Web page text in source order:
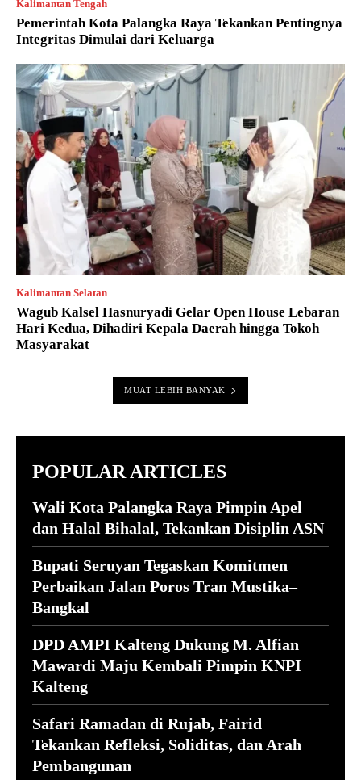
Kalimantan Tengah
Pemerintah Kota Palangka Raya Tekankan Pentingnya
Integritas Dimulai dari Keluarga
Kalimantan Selatan
Wagub Kalsel Hasnuryadi Gelar Open House Lebaran
Hari Kedua, Dihadiri Kepala Daerah hingga Tokoh
Masyarakat
MUAT LEBIH BANYAK
POPULAR ARTICLES
Wali Kota Palangka Raya Pimpin Apel
dan Halal Bihalal, Tekankan Disiplin ASN
Bupati Seruyan Tegaskan Komitmen
Perbaikan Jalan Poros Tran Mustika–
Bangkal
DPD AMPI Kalteng Dukung M. Alfian
Mawardi Maju Kembali Pimpin KNPI
Kalteng
Safari Ramadan di Rujab, Fairid
Tekankan Refleksi, Soliditas, dan Arah
Pembangunan